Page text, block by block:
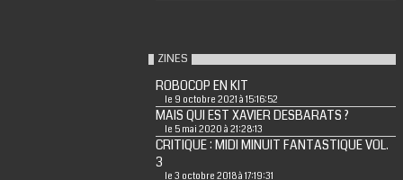
ZINES
ROBOCOP EN KIT
le 9 octobre 2021 à 15:16:52
MAIS QUI EST XAVIER DESBARATS ?
le 5 mai 2020 à 21:28:13
CRITIQUE : MIDI MINUIT FANTASTIQUE VOL.
3
le 3 octobre 2018 à 17:19:31